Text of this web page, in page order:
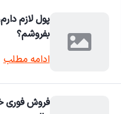
پول لازم
بفروشم؟
ادامه مطلب
فروش فوری